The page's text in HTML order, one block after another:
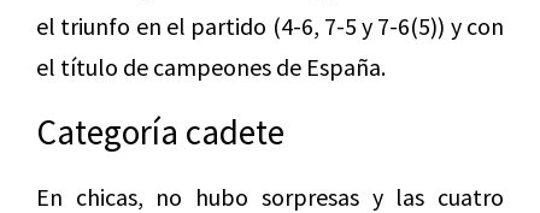
el triunfo en el partido (4-6, 7-5 y 7-6(5)) y con
el título de campeones de España.
Categoría cadete
En chicas, no hubo sorpresas y las cuatro